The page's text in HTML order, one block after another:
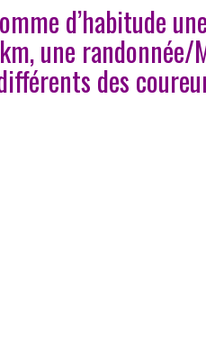
d’habitude
une
des